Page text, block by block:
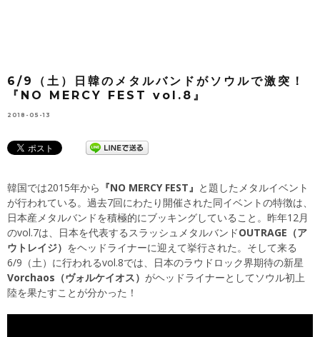
6/9（土）日韓のメタルバンドがソウルで激突！
『NO MERCY FEST vol.8』
2018-05-13
韓国では2015年から 『NO MERCY FEST』 と題したメタルイベント
が行われている。過去7回にわたり開催された同イベントの特徴は、
日本産メタルバンドを積極的にブッキングしていること。昨年12月
のvol.7は、日本を代表するスラッシュメタルバンドOUTRAGE（ア
ウトレイジ） をヘッドライナーに迎えて挙行された。そして来る
6/9（土）に行われるvol.8では、日本のラウドロック界期待の新星
Vorchaos（ヴォルケイオス） がヘッドライナーとしてソウル初上
陸を果たすことが分かった！